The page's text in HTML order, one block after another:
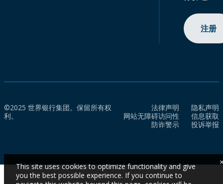
注册
©2025 世界银行集团。保留所有权
利。
法律声明
隐私声明
网站无障碍访问性
信息获取
防诈警示
投诉举报
This site uses cookies to optimize functionality and give
you the best possible experience. If you continue to